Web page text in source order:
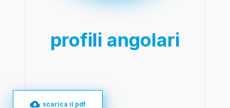
profili angolari
scarica il pdf